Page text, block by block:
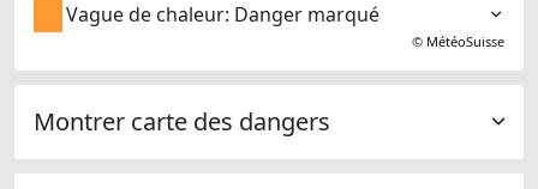
Vague de chaleur: Danger marqué
© MétéoSuisse
Montrer carte des dangers